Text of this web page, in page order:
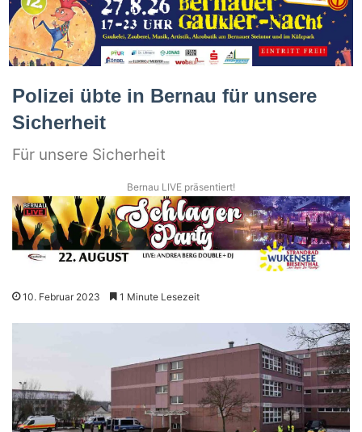
Polizei übte in Bernau für unsere
Sicherheit
Für unsere Sicherheit
Bernau LIVE präsentiert!
10. Februar 2023 1 Minute Lesezeit